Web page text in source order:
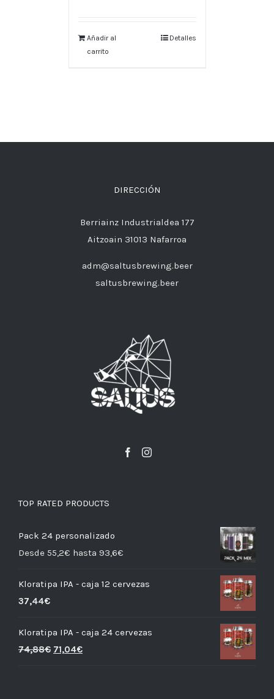
Añadir al
carrito
Detalles
DIRECCIÓN
Berriainz Industrialdea 177
Aitzoain 31013 Nafarroa
adm@saltusbrewing.beer
saltusbrewing.beer
TOP RATED PRODUCTS
Pack 24 personalizado
Desde 55,2€ hasta 93,6€
Kloratipa IPA - caja 12 cervezas
37,44€
Kloratipa IPA - caja 24 cervezas
74,88€ 71,04€